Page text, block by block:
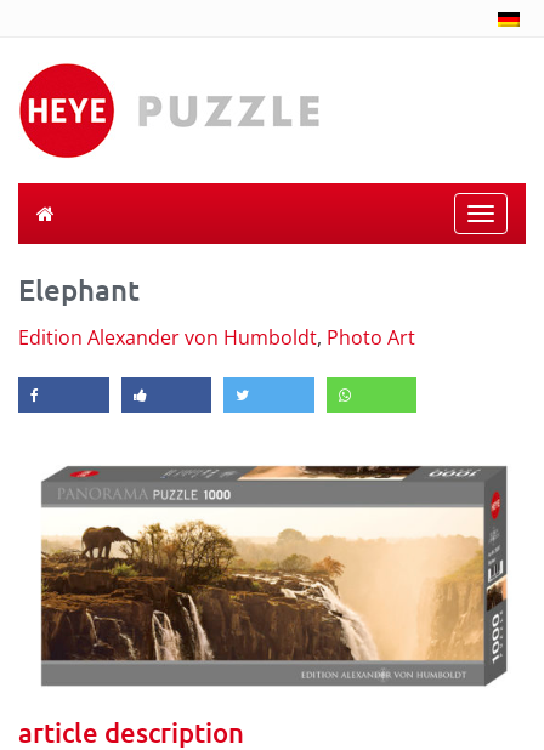
Toggle
Elephant
Edition Alexander von Humboldt, Photo Art
article description